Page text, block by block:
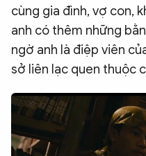
cùng gia đình, vợ con,
anh có thêm những
ngờ anh là điệp viên
sở liên lạc quen thuộc